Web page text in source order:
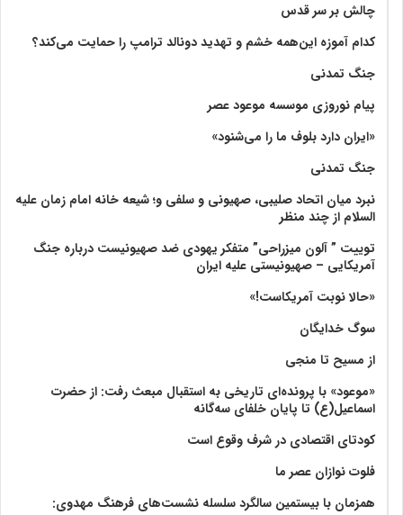
چالش بر سر قدس
کدام آموزه این‌همه خشم و تهدید دونالد ترامپ را حمایت می‌کند؟
جنگ تمدنی
پیام نوروزی موسسه موعود عصر
«ایران دارد بلوف ما را می‌شنود»
جنگ تمدنی
نبرد میان اتحاد صلیبی، صهیونی و سلفی و؛ شیعه خانه امام زمان علیه
السلام از چند منظر
توییت ” آلون میزراحی” متفکر یهودی ضد صهیونیست درباره جنگ
آمریکایی – صهیونیستی علیه ایران
«حالا نوبت آمریکاست!»
سوگ خدایگان
از مسیح تا منجی
«موعود» با پرونده‌ای تاریخی به استقبال مبعث رفت: از حضرت
اسماعیل(ع) تا پایان خلفای سه‌گانه
کودتای اقتصادی در شرف وقوع است
فلوت نوازان عصر ما
همزمان با بیستمین سالگرد سلسله نشست‌های فرهنگ مهدوی:‌